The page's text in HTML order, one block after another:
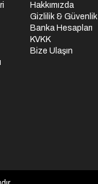
Hakkımızda
Gizlilik & Güvenlik
Banka Hesapları
KVKK
Bize Ulaşın